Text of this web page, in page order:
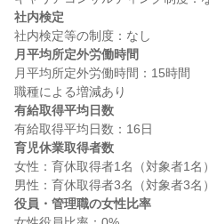
社内検定
月平均所定外労働時間
月平均所定外労働時間：15時間
有給取得平均日数
育児休業取得者数
女性：育休取得者1名（対象者1名）
役員・管理職の女性比率